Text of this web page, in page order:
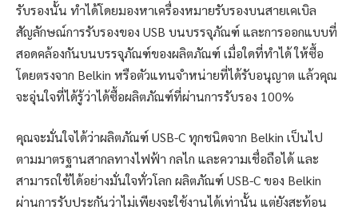
รับรองนั้น ทำได้โดยมองหาเครื่องหมายรับรองบนสายเคเบิล
สัญลักษณ์การรับรองของ USB บนบรรจุภัณฑ์ และการออกแบบที่
สอดคล้องกันบนบรรจุภัณฑ์ของผลิตภัณฑ์ เมื่อใดที่ทำได้ ให้ซื้อ
โดยตรงจาก Belkin หรือตัวแทนจำหน่ายที่ได้รับอนุญาต แล้วคุณ
จะอุ่นใจที่ได้รู้ว่าได้ซื้อผลิตภัณฑ์ที่ผ่านการรับรอง 100%
คุณจะมั่นใจได้ว่าผลิตภัณฑ์ USB-C ทุกชนิดจาก Belkin เป็นไป
ตามมาตรฐานสากลทางไฟฟ้า กลไก และความเชื่อถือได้ และ
สามารถใช้ได้อย่างมั่นใจทั่วโลก ผลิตภัณฑ์ USB-C ของ Belkin
ผ่านการรับประกันว่าไม่เพียงจะใช้งานได้เท่านั้น แต่ยังสะท้อน